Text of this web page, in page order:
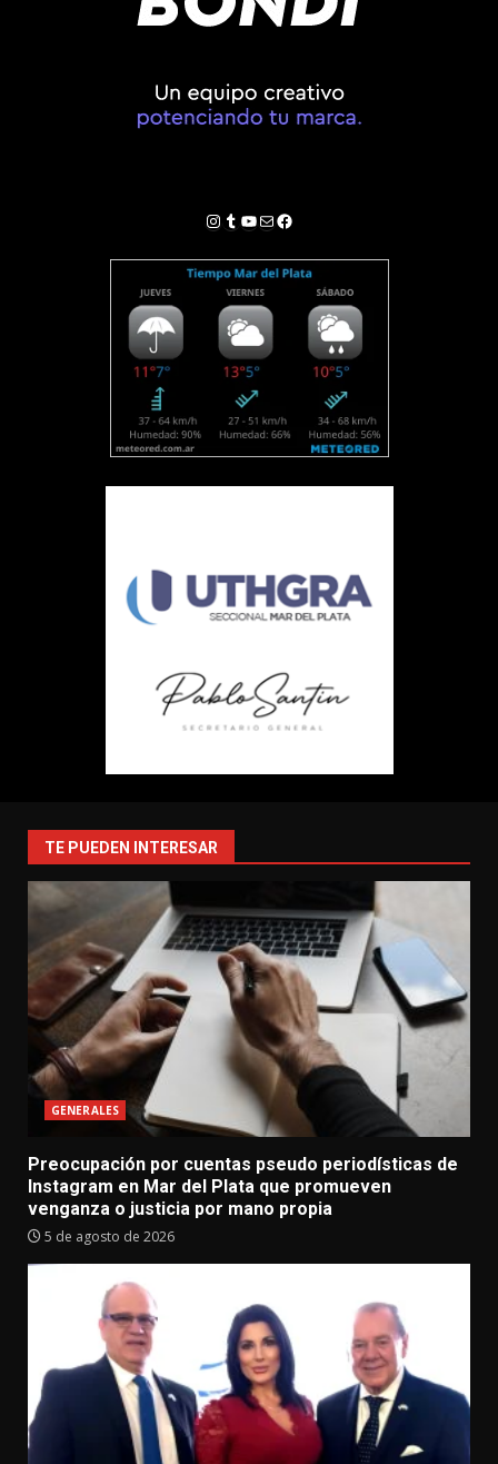
Instagram
Tumblr
YouTube
Correo electrónico
Facebook
TE PUEDEN INTERESAR
GENERALES
Preocupación por cuentas pseudo periodísticas de
Instagram en Mar del Plata que promueven
venganza o justicia por mano propia
5 de agosto de 2026